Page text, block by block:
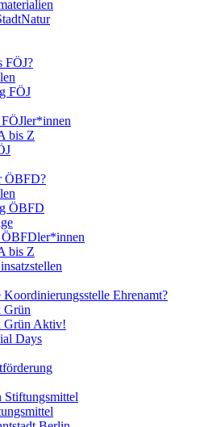
FÖJ?
FÖJ
FÖJler*innen
bis Z
ÖBFD?
ÖBFD
ÖBFDler*innen
bis Z
Koordinierungsstelle Ehrenamt?
Grün Aktiv!
Days
Stiftungsmittel